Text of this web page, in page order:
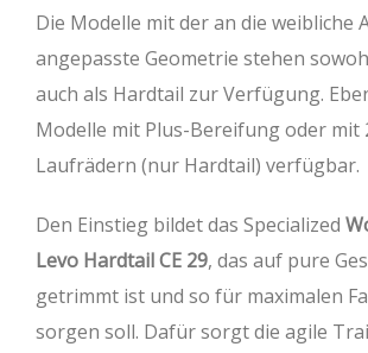
Die Modelle mit der an die weibliche
angepasste Geometrie stehen
auch als Hardtail zur Verfügung.
Modelle mit Plus-Bereifung oder mit
Laufrädern (nur Hardtail) verfügbar.
Den Einstieg bildet das Specialized
Levo Hardtail CE 29, das auf pure
getrimmt ist und so für maximalen
sorgen soll. Dafür sorgt die agile